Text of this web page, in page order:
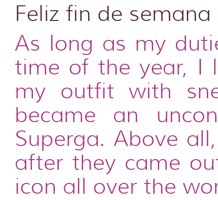
Feliz fin de
As long as my
time of the year, I
my outfit with
became an
Superga. Above
after they came
icon all over the